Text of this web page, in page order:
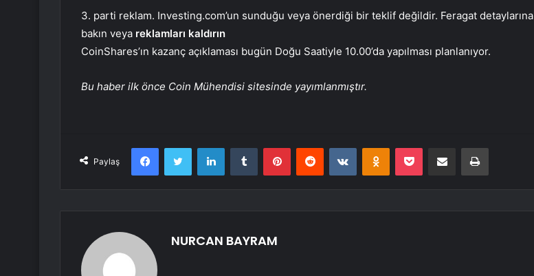
3. parti reklam. Investing.com’un sunduğu veya önerdiği bir teklif değildir. Feragat detaylarına
bakın veya reklamları kaldırın
CoinShares’ın kazanç açıklaması bugün Doğu Saatiyle 10.00’da yapılması planlanıyor.
Bu haber ilk önce Coin Mühendisi sitesinde yayımlanmıştır.
Paylaş
FacebookTwitter LinkedInTumblr PinterestReddit VKontakteOdnoklassniki
Pocket E-Posta ile paylaş Yazdır
NURCAN BAYRAM